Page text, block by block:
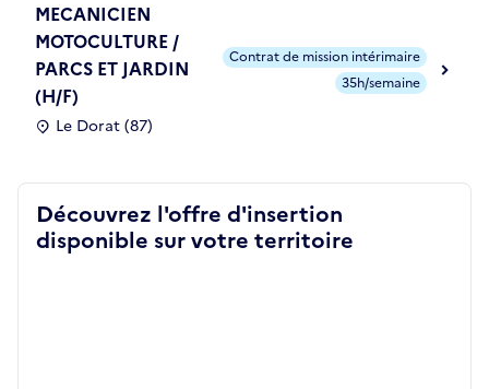
MECANICIEN
MOTOCULTURE /
PARCS ET JARDIN
(H/F)
Le Dorat (87)
Contrat de mission intérimaire
35h/semaine
Découvrez l'offre d'insertion
disponible sur votre territoire